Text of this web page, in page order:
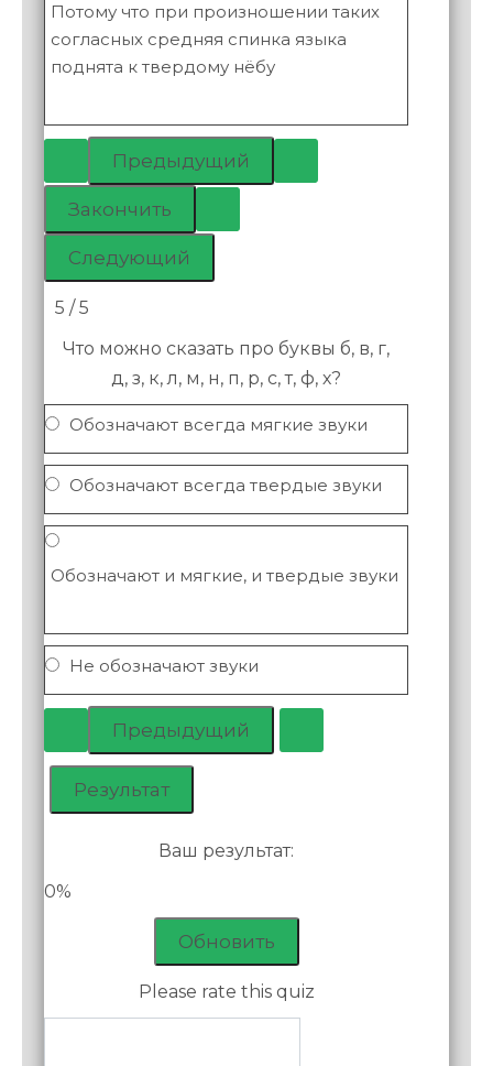
Потому что при произношении таких
согласных средняя спинка языка
поднята к твердому нёбу
5 / 5
Что можно сказать про буквы б, в, г,
д, з, к, л, м, н, п, р, с, т, ф, х?
Обозначают всегда мягкие звуки
Обозначают всегда твердые звуки
Обозначают и мягкие, и твердые звуки
Не обозначают звуки
Ваш результат:
0%
Обновить
Please rate this quiz